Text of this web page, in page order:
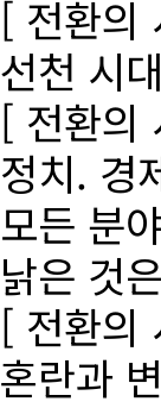
[ 전환의
선천 시
[ 전환의
정치. 경
모든 분
낡은 것
[ 전환의
혼란과